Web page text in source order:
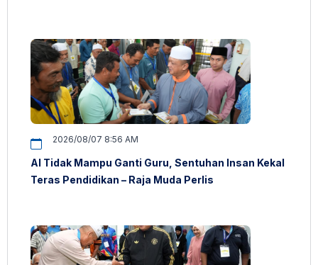
2026/08/07 8:56 AM
AI Tidak Mampu Ganti Guru, Sentuhan Insan Kekal
Teras Pendidikan – Raja Muda Perlis